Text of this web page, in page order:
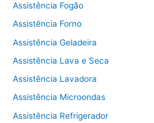
Assistência Fogão
Assistência Forno
Assistência Geladeira
Assistência Lava e Seca
Assistência Lavadora
Assistência Microondas
Assistência Refrigerador